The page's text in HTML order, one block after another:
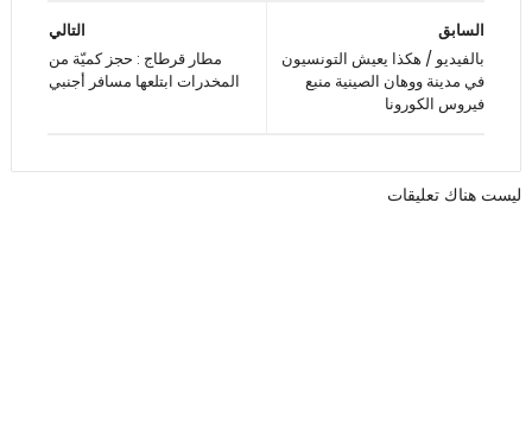
التالي
مطار قرطاج : حجز كميّة من
المخدرات ابتلعها مسافر أجنبي
السابق
بالفيديو / هكذا يعيش التونسيون
في مدينة ووهان الصينية منبع
فيروس الكورونا
ليست هناك تعليقات